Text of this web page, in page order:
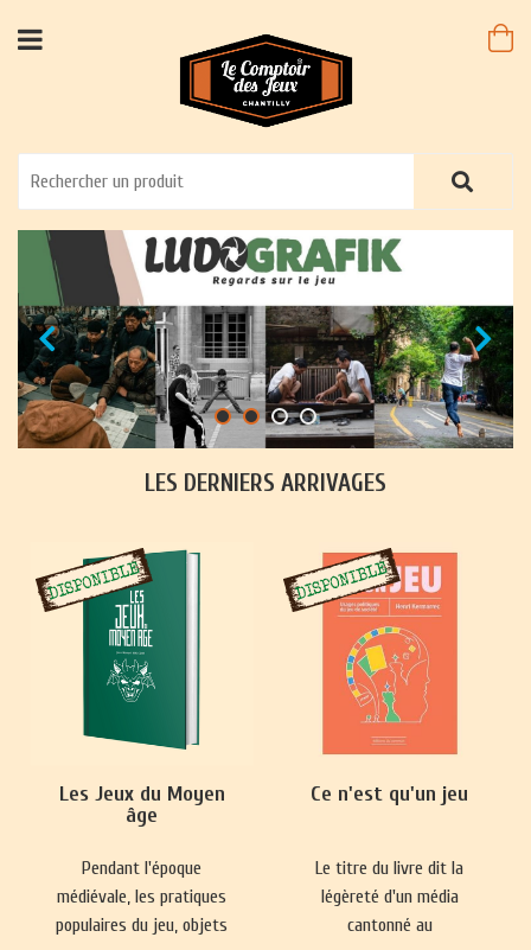
LES DERNIERS ARRIVAGES
Les Jeux du Moyen
âge
Pendant l'époque
médiévale, les pratiques
populaires du jeu, objets
Ce n'est qu'un jeu
Le titre du livre dit la
légèreté d'un média
cantonné au